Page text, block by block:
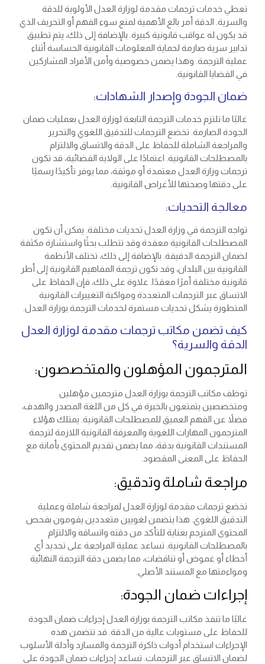
تعطي خدمات ترجمات مقدمة لوزارة العدل الأولوية للدقة
والسرية. الدقة أمر بالغ الأهمية لمنع سوء الفهم أو التحريف الذي
قد يكون له عواقب قانونية كبيرة. بالإضافة إلى ذلك، يتم تطبيق
تدابير سرية صارمة لحماية المعلومات القانونية الحساسة أثناء
عملية الترجمة. وهذا يضمن خصوصية وأمن الأفراد المشاركين
في القضايا القانونية.
ضمان الجودة وإصدار الشهادات:
غالبًا ما تلتزم خدمات الترجمة التابعة لوزارة العدل بعمليات ضمان
الجودة الصارمة. تخضع الترجمات للتدقيق اللغوي والتحرير
والمراجعة الشاملة للحفاظ على الدقة والاتساق والالتزام
بالمصطلحات القانونية. اعتمادًا على الولاية القضائية، قد تكون
ترجمات وزارة العدل معتمدة أو موثقة، مما يوفر تأكيدًا رسميًا
على دقتها وصحتها للأغراض القانونية.
معالجة التحديات:
تواجه الترجمة في وزارة العدل تحديات مختلفة. يمكن أن تكون
المصطلحات القانونية معقدة وقد تتطلب بحثًا واستشارة مكثفة
لضمان الترجمة الدقيقة. بالإضافة إلى ذلك، تختلف الأنظمة
القانونية بين البلدان، وقد تكون ترجمة المفاهيم القانونية إلى أطر
قانونية مختلفة أمرًا معقدًا. علاوة على ذلك، فإن الحفاظ على
الاتساق عبر الترجمات المتعددة ومواكبة التغييرات القانونية
المتطورة يشكل تحديات مستمرة لخدمات الترجمة بوزارة العدل.
كيف تضمن مكاتب ترجمات مقدمة لوزارة العدل
الدقة والسرية؟
المترجمون المؤهلون والمتخصصون:
توظف مكاتب الترجمة بوزارة العدل مترجمين مؤهلين
ومتخصصين يتمتعون بالخبرة في كل من اللغة المصدر والهدف،
فضلاً عن الفهم العميق للمصطلحات القانونية. يمتلك هؤلاء
المترجمون المهارات اللغوية والمعرفة القانونية اللازمة لترجمة
المستندات القانونية بدقة، مما يضمن تقديم المحتوى بأمانة مع
الحفاظ على المعنى المقصود.
مراجعة شاملة وتدقيق:
تخضع ترجمات مقدمة لوزارة العدل لمراجعة شاملة وعملية
التدقيق اللغوي. هذا يتضمن لغويين متعددين يقومون بفحص
المحتوى المترجم بعناية للتأكد من دقته واتساقه والالتزام
بالمصطلحات القانونية. تساعد عملية المراجعة على تحديد أي
أخطاء أو غموض أو تناقضات، مما يضمن دقة الترجمة النهائية
ومواءمتها مع المستند الأصلي.
إجراءات ضمان الجودة:
غالبًا ما تنفذ مكاتب الترجمة بوزارة العدل إجراءات ضمان الجودة
للحفاظ على مستويات عالية من الدقة. قد تتضمن هذه
الإجراءات استخدام أدوات ذاكرة الترجمة والمسارد وأدلة الأسلوب
لضمان الاتساق عبر الترجمات. تساعد إجراءات ضمان الجودة على